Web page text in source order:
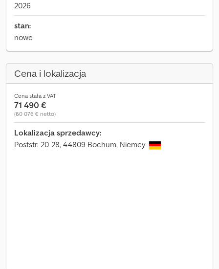
2026
stan:
nowe
Cena i lokalizacja
Cena stała z VAT
71 490 €
(60 076 € netto)
Lokalizacja sprzedawcy:
Poststr. 20-28, 44809 Bochum, Niemcy